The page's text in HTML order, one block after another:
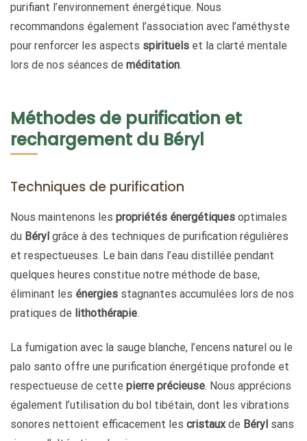
purifiant l’environnement énergétique. Nous
recommandons également l’association avec l’améthyste
pour renforcer les aspects spirituels et la clarté mentale
lors de nos séances de méditation.
Méthodes de purification et
rechargement du Béryl
Techniques de purification
Nous maintenons les propriétés énergétiques optimales
du Béryl grâce à des techniques de purification régulières
et respectueuses. Le bain dans l’eau distillée pendant
quelques heures constitue notre méthode de base,
éliminant les énergies stagnantes accumulées lors de nos
pratiques de lithothérapie.
La fumigation avec la sauge blanche, l’encens naturel ou le
palo santo offre une purification énergétique profonde et
respectueuse de cette pierre précieuse. Nous apprécions
également l’utilisation du bol tibétain, dont les vibrations
sonores nettoient efficacement les cristauxde Béryl sans